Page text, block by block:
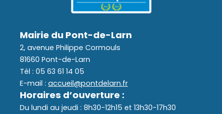
Mairie du Pont-de-Larn
2, avenue Philippe Cormouls
81660 Pont-de-Larn
Tél : 05 63 61 14 05
E-mail : accueil@pontdelarn.fr
Horaires d’ouverture :
Du lundi au jeudi : 8h30-12h15 et 13h30-17h30